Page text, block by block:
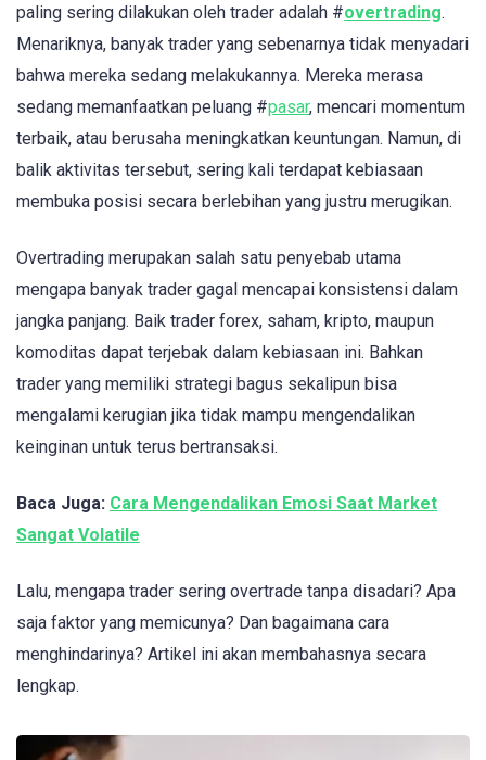
paling sering dilakukan oleh trader adalah #overtrading.
Menariknya, banyak trader yang sebenarnya tidak menyadari
bahwa mereka sedang melakukannya. Mereka merasa
sedang memanfaatkan peluang #pasar, mencari momentum
terbaik, atau berusaha meningkatkan keuntungan. Namun, di
balik aktivitas tersebut, sering kali terdapat kebiasaan
membuka posisi secara berlebihan yang justru merugikan.
Overtrading merupakan salah satu penyebab utama
mengapa banyak trader gagal mencapai konsistensi dalam
jangka panjang. Baik trader forex, saham, kripto, maupun
komoditas dapat terjebak dalam kebiasaan ini. Bahkan
trader yang memiliki strategi bagus sekalipun bisa
mengalami kerugian jika tidak mampu mengendalikan
keinginan untuk terus bertransaksi.
Baca Juga: Cara Mengendalikan Emosi Saat Market
Sangat Volatile
Lalu, mengapa trader sering overtrade tanpa disadari? Apa
saja faktor yang memicunya? Dan bagaimana cara
menghindarinya? Artikel ini akan membahasnya secara
lengkap.